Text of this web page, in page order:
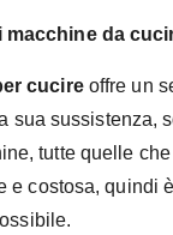
macchine da
cucireoffre un
sussistenza,
tutte quelle
costosa, quindi